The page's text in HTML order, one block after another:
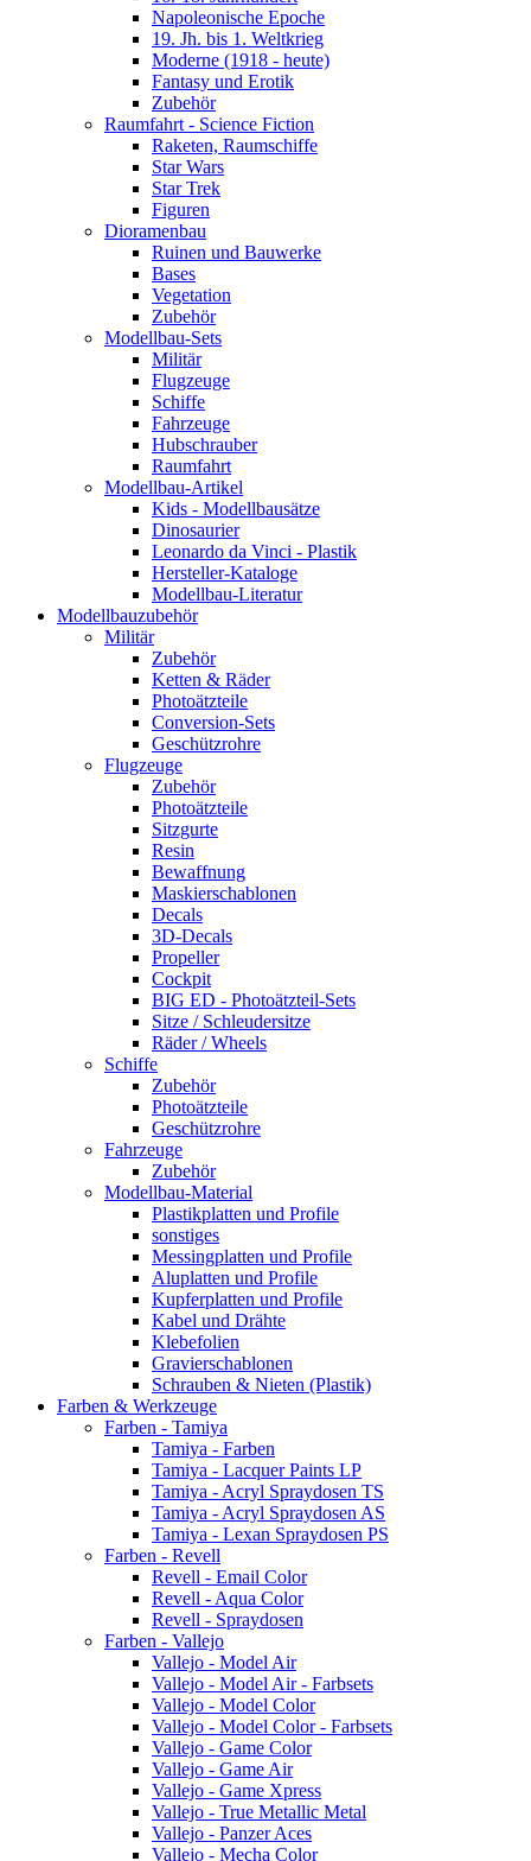
Napoleonische Epoche
19. Jh. bis 1. Weltkrieg
Moderne (1918 - heute)
Fantasy und Erotik
Zubehör
Raumfahrt - Science Fiction
Raketen, Raumschiffe
Star Wars
Star Trek
Figuren
Dioramenbau
Ruinen und Bauwerke
Bases
Vegetation
Zubehör
Modellbau-Sets
Militär
Flugzeuge
Schiffe
Fahrzeuge
Hubschrauber
Raumfahrt
Modellbau-Artikel
Kids - Modellbausätze
Dinosaurier
Leonardo da Vinci - Plastik
Hersteller-Kataloge
Modellbau-Literatur
Modellbauzubehör
Militär
Zubehör
Ketten & Räder
Photoätzteile
Conversion-Sets
Geschützrohre
Flugzeuge
Zubehör
Photoätzteile
Sitzgurte
Resin
Bewaffnung
Maskierschablonen
Decals
3D-Decals
Propeller
Cockpit
BIG ED - Photoätzteil-Sets
Sitze / Schleudersitze
Räder / Wheels
Schiffe
Zubehör
Photoätzteile
Geschützrohre
Fahrzeuge
Zubehör
Modellbau-Material
Plastikplatten und Profile
sonstiges
Messingplatten und Profile
Aluplatten und Profile
Kupferplatten und Profile
Kabel und Drähte
Klebefolien
Gravierschablonen
Schrauben & Nieten (Plastik)
Farben & Werkzeuge
Farben - Tamiya
Tamiya - Farben
Tamiya - Lacquer Paints LP
Tamiya - Acryl Spraydosen TS
Tamiya - Acryl Spraydosen AS
Tamiya - Lexan Spraydosen PS
Farben - Revell
Revell - Email Color
Revell - Aqua Color
Revell - Spraydosen
Farben - Vallejo
Vallejo - Model Air
Vallejo - Model Air - Farbsets
Vallejo - Model Color
Vallejo - Model Color - Farbsets
Vallejo - Game Color
Vallejo - Game Air
Vallejo - Game Xpress
Vallejo - True Metallic Metal
Vallejo - Panzer Aces
Vallejo - Mecha Color